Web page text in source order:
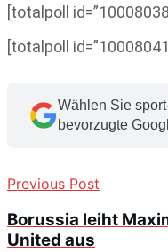
[totalpoll
[totalpoll
Wählen Sie
bevorzugte
Previous Post
Borussia leiht
United aus